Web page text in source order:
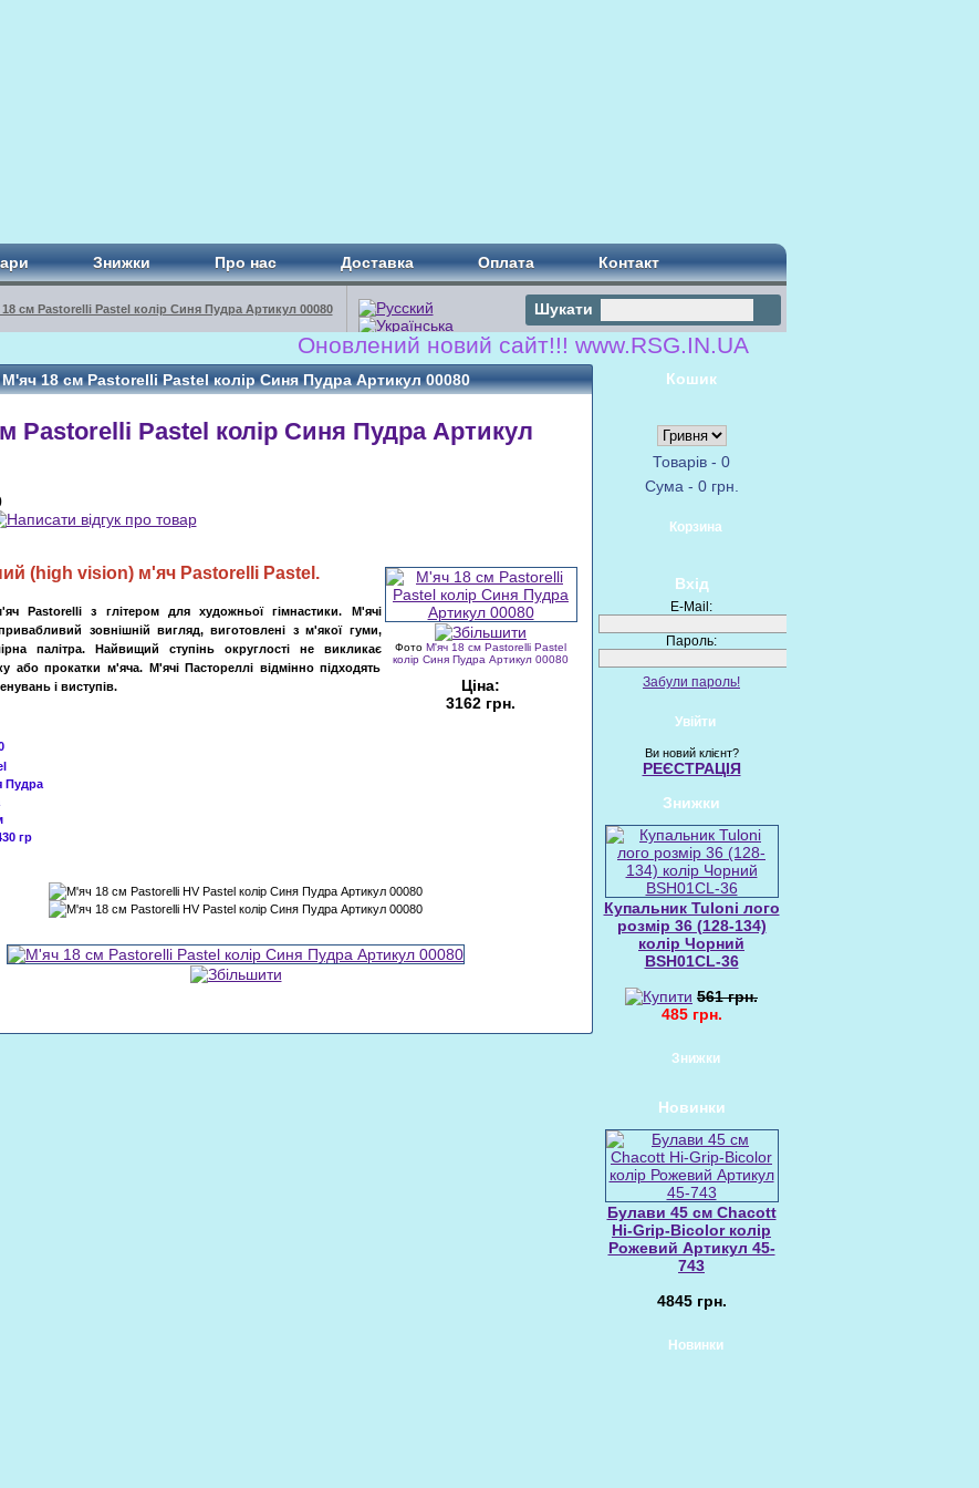
Знижки Про нас Доставка Оплата Контакт
см Pastorelli Pastel колір Синя Пудра Артикул 00080 Шукати
Оновлений новий сайт!!! www.RSG.IN.UA
М'яч 18 см Pastorelli Pastel колір Синя Пудра Артикул 00080
Pastorelli Pastel колір Синя Пудра Артикул
Фото М'яч 18 см Pastorelli Pastel
колір Синя Пудра Артикул 00080
Ціна:
3162 грн.
(high vision) м'яч Pastorelli Pastel .
Pastorelli з глітером для художньої гімнастики. М'ячі
зовнішній вигляд, виготовлені з м'якої гуми,
палітра. Найвищий ступінь округлості не викликає
або прокатки м'яча. М'ячі Пастореллі відмінно підходять
і виступів.
Пудра
гр
Кошик
Товарів - 0
Сума - 0 грн.
Корзина
Вхід
E-Mail:
Пароль:
Забули пароль!
Увійти
Ви новий клієнт?
РЕЄСТРАЦІЯ
Знижки
Купальник Tuloni лого
розмір 36 (128-134)
колір Чорний
BSH01CL-36
561 грн.
485 грн.
Знижки
Новинки
Булави 45 cм Chacott
Hi-Grip-Bicolor колір
Рожевий Артикул 45-
743
4845 грн.
Новинки